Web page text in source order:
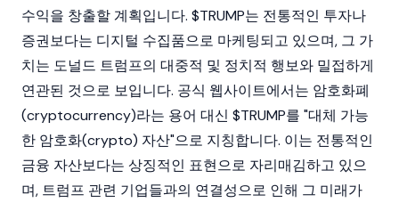
수익을 창출할 계획입니다. $TRUMP는 전통적인 투자나
증권보다는 디지털 수집품으로 마케팅되고 있으며, 그 가
치는 도널드 트럼프의 대중적 및 정치적 행보와 밀접하게
연관된 것으로 보입니다. 공식 웹사이트에서는 암호화폐
(cryptocurrency)라는 용어 대신 $TRUMP를 "대체 가능
한 암호화(crypto) 자산"으로 지칭합니다. 이는 전통적인
금융 자산보다는 상징적인 표현으로 자리매김하고 있으
며, 트럼프 관련 기업들과의 연결성으로 인해 그 미래가